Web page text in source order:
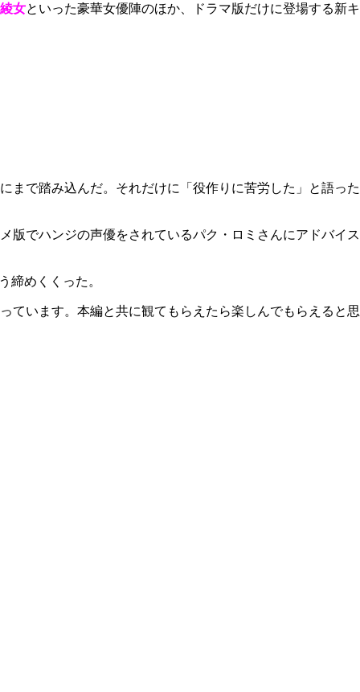
女といった豪華女優陣のほか、ドラマ版だけに登場する新キ
まで踏み込んだ。それだけに「役作りに苦労した」と語った
版でハンジの声優をされているパク・ロミさんにアドバイス
締めくくった。
ています。本編と共に観てもらえたら楽しんでもらえると思